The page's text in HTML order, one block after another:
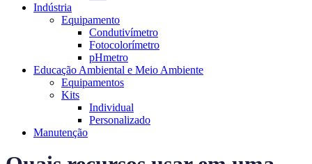
Indústria
Equipamento
Condutivímetro
Fotocolorímetro
pHmetro
Educação Ambiental e Meio Ambiente
Equipamentos
Kits
Individual
Personalizado
Manutenção